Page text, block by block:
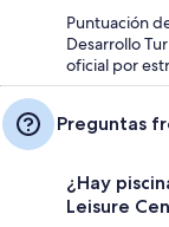
Puntuación
Desarrollo
oficial por
Preguntas
¿Hay
Leisure